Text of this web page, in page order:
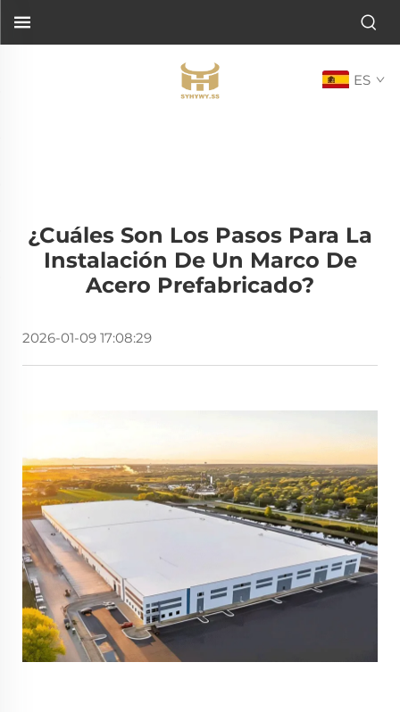
ES
¿Cuáles Son Los Pasos Para La
Instalación De Un Marco De
Acero Prefabricado?
2026-01-09 17:08:29